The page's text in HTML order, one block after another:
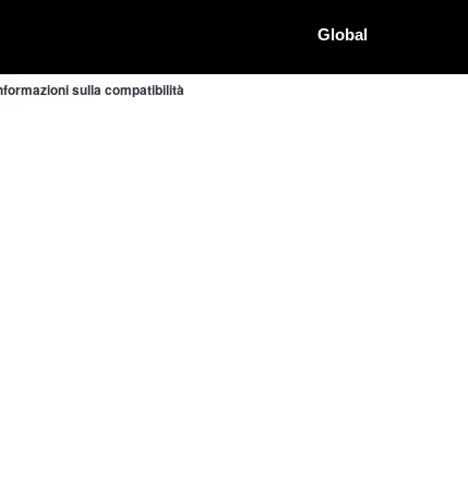
Global
sulla compatibilità